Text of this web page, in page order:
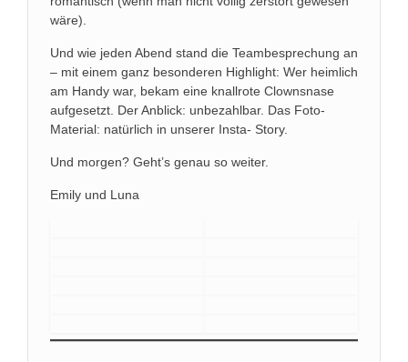
wäre).
Und wie jeden Abend stand die Teambesprechung an
– mit einem ganz besonderen Highlight: Wer heimlich
am Handy war, bekam eine knallrote Clownsnase
aufgesetzt. Der Anblick: unbezahlbar. Das Foto-
Material: natürlich in unserer Insta- Story.
Und morgen? Geht’s genau so weiter.
Emily und Luna